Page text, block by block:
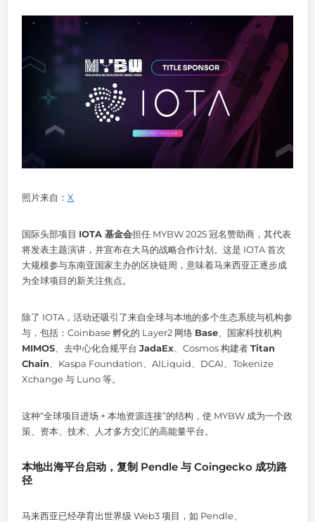
照片来自：X
国际头部项目 IOTA 基金会担任 MYBW 2025 冠名赞助商，其代表
将发表主题演讲，并宣布在大马的战略合作计划。这是 IOTA 首次
大规模参与东南亚国家主办的区块链周，意味着马来西亚正逐步成
为全球项目的新关注焦点。
除了 IOTA，活动还吸引了来自全球与本地的多个生态系统与机构参
与，包括：Coinbase 孵化的 Layer2 网络 Base、国家科技机构
MIMOS、去中心化合规平台JadaEx、Cosmos 构建者Titan
Chain、Kaspa Foundation、AILiquid、DCAI、Tokenize
Xchange 与 Luno 等。
这种“全球项目进场 + 本地资源连接”的结构，使 MYBW 成为一个政
策、资本、技术、人才多方交汇的高能量平台。
本地出海平台启动，复制 Pendle 与 Coingecko 成功路
径
马来西亚已经孕育出世界级 Web3 项目，如 Pendle、